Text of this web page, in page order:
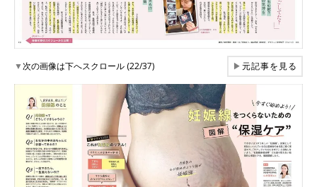
▼次の画像は下へスクロール (22/37) ▶元記事を見る